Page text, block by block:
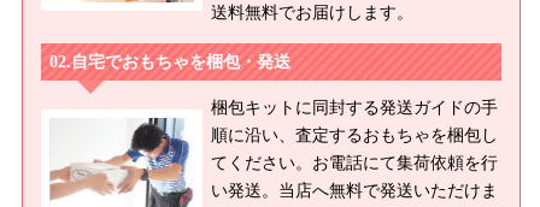
送料無料でお届けします。
自宅でおもちゃを梱包・発送
梱包キットに同封する発送ガイドの手
順に沿い、査定するおもちゃを梱包し
てください。お電話にて集荷依頼を行
い発送。当店へ無料で発送いただけま